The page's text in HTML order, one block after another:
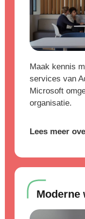
Maak kennis
services van
Microsoft
organisatie.
Lees meer
Moderne